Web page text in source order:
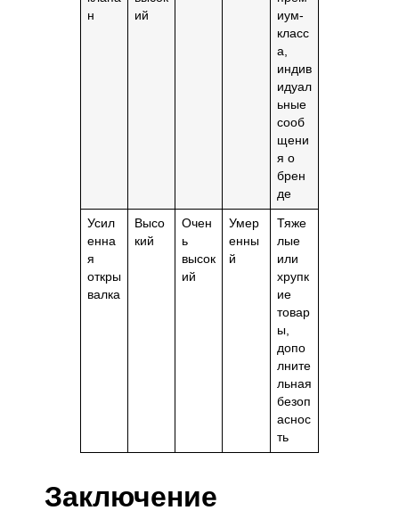
н
ий
иум-
класс
а,
индив
идуал
ьные
сооб
щени
я о
брен
де
Усил
енна
я
откры
валка
Высо
кий
Очен
ь
высок
ий
Умер
енны
й
Тяже
лые
или
хрупк
ие
товар
ы,
допо
лните
льная
безоп
аснос
ть
Заключение